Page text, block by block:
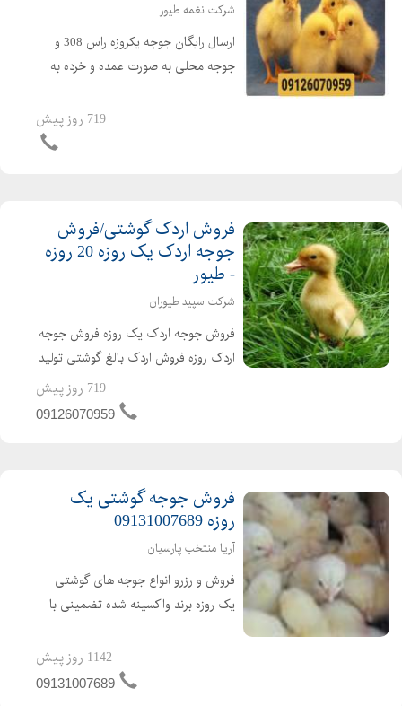
شرکت نغمه طیور
ارسال رایگان جوجه یکروزه راس 308 و
جوجه محلی به صورت عمده و خرده به
کیفیت فروش مرغ بومی یک روزه به
صورت عمده و خرده بهترین قیمت جوجه
719 روز پیش
فروش اردک گوشتی/فروش
جوجه اردک یک روزه 20 روزه
- طیور
شرکت سپید طیوران
فروش جوجه اردک یک روزه فروش جوجه
اردک روزه فروش اردک بالغ گوشتی تولید
کننده ی جوجه اردک از یک روزه تا بالغ
فروش اردک گوشتی عمده ای و خرده ای
719 روز پیش
09126070959
فروش جوجه گوشتی یک
روزه 09131007689
آریا منتخب پارسیان
فروش و رزرو انواع جوجه های گوشتی
یک روزه برند واکسینه شده تضمینی با
مجوز ابطال مجوز ارین راس پلاس کاب
1142 روز پیش
09131007689